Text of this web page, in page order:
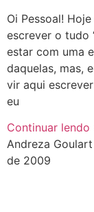
Oi Pessoal!
escrever o tudo
estar com uma
daquelas, mas,
vir aqui
eu
Continuar lendo
Andreza Goulart
de 2009